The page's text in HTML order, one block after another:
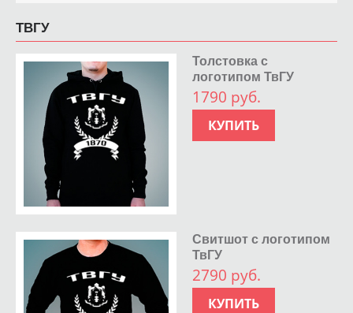
ТВГУ
Толстовка с
логотипом ТвГУ
1790 руб.
КУПИТЬ
Свитшот с логотипом
ТвГУ
2790 руб.
КУПИТЬ